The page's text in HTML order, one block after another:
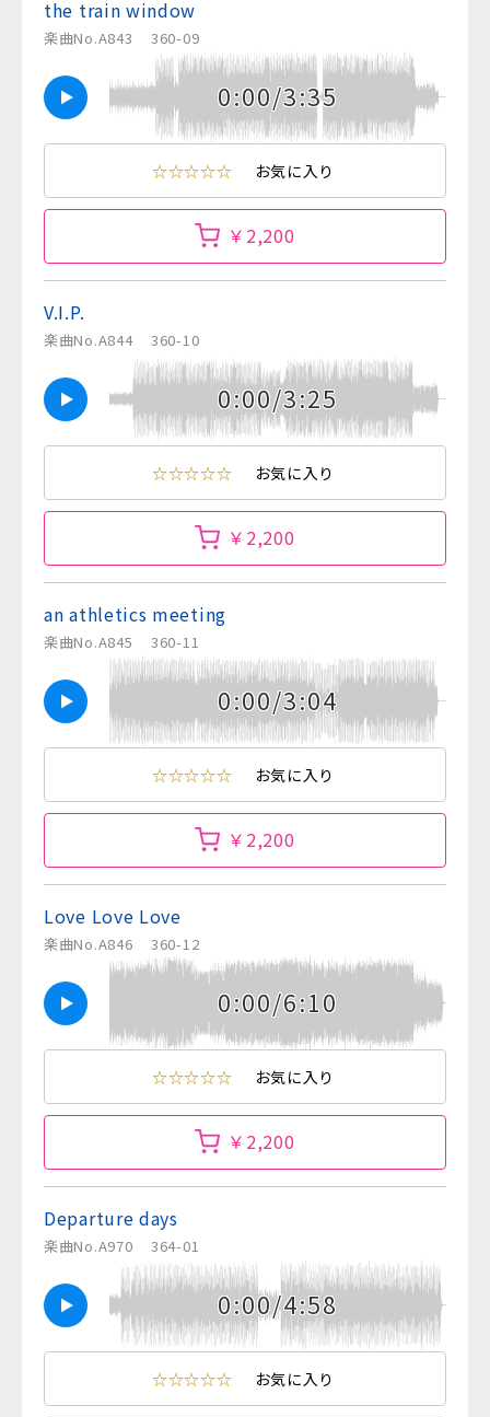
the train window
楽曲No.A843 360-09
0:00/3:35
☆☆☆☆☆ お気に入り
￥2,200
V.I.P.
楽曲No.A844 360-10
0:00/3:25
☆☆☆☆☆ お気に入り
￥2,200
an athletics meeting
楽曲No.A845 360-11
0:00/3:04
☆☆☆☆☆ お気に入り
￥2,200
Love Love Love
楽曲No.A846 360-12
0:00/6:10
☆☆☆☆☆ お気に入り
￥2,200
Departure days
楽曲No.A970 364-01
0:00/4:58
☆☆☆☆☆ お気に入り